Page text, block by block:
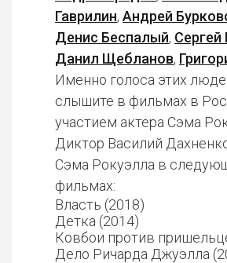
Гаврилин, Андрей
Денис Беспалый, Сергей
Данил Щебланов,
Именно голоса этих
слышите в фильмах в
участием актера Сэма
Диктор Василий
Сэма Рокуэлла в
фильмах:
Власть (2018)
Детка (2014)
Ковбои против
Дело Ричарда Джуэлла